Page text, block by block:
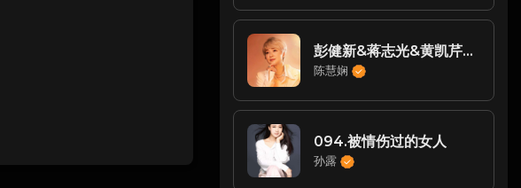
彭健新&蒋志光&黄凯芹&方心美&钟镇涛&李明珠&陈慧娴&张学友&谭咏麟&蒋丽萍&邝美云&蔡国权-晚情
陈慧娴
094.被情伤过的女人
孙露